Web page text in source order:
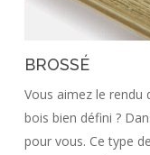
BROSSÉ
Vous aimez le rendu
bois bien défini ?
pour vous. Ce type